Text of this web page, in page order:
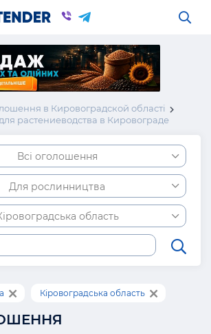
в Кировоградской області
растениеводства в Кировограде
Всі оголошення
Для рослинництва
область
Кіровоградська область